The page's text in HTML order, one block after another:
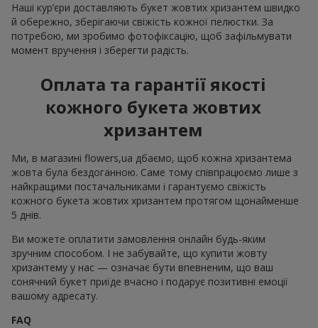
Наші кур’єри доставляють букет жовтих хризантем швидко
й обережно, зберігаючи свіжість кожної пелюстки. За
потребою, ми зробимо фотофіксацію, щоб зафільмувати
момент вручення і зберегти радість.
Оплата та гарантії якості
кожного букета жовтих
хризантем
Ми, в магазині flowers,ua дбаємо, щоб кожна хризантема
жовта була бездоганною. Саме тому співпрацюємо лише з
найкращими постачальниками і гарантуємо свіжість
кожного букета жовтих хризантем протягом щонайменше
5 днів.
Ви можете оплатити замовлення онлайн будь-яким
зручним способом. І не забувайте, що купити жовту
хризантему у нас — означає бути впевненим, що ваш
сонячний букет приїде вчасно і подарує позитивні емоції
вашому адресату.
FAQ